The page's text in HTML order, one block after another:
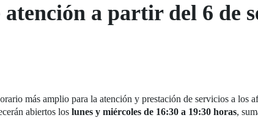
a partir del 6 de
más amplio para la atención y prestación de servicios a los
abiertos los lunes y miércoles de 16:30 a 19:30 horas,